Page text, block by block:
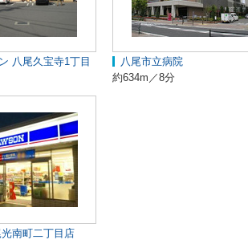
八尾久宝寺1丁目
八尾市立病院
約634m／8分
南町二丁目店